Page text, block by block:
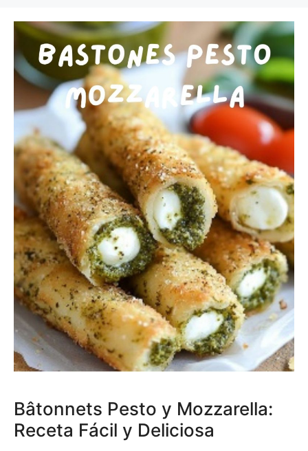
Bâtonnets Pesto y Mozzarella:
Receta Fácil y Deliciosa